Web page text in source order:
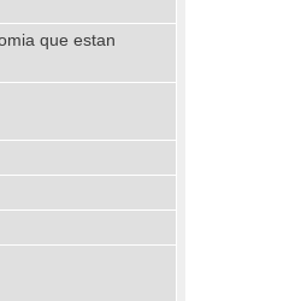
que estan